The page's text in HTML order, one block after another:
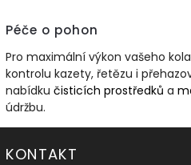
Péče o pohon
Pro maximální výkon vašeho
kontrolu kazety, řetězu i
nabídku čisticích prostředků a
údržbu.
KONTAKT